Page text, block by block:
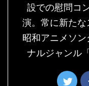
設での慰問コ
演。常に新た
昭和アニメソ
ナルジャンル